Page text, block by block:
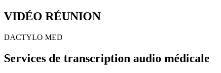
VIDÉO RÉUNION
DACTYLO MED
Services de transcription audio médicale